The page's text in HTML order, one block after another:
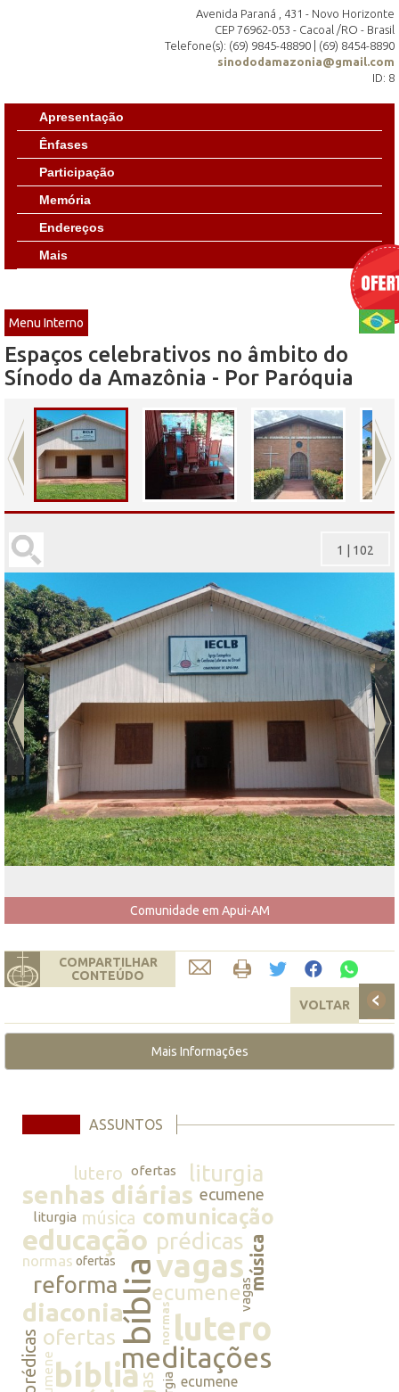
Avenida Paraná , 431 - Novo Horizonte
CEP 76962-053 - Cacoal /RO - Brasil
Telefone(s): (69) 9845-48890 | (69) 8454-8890
sinododamazonia@gmail.com
ID: 8
Apresentação
Ênfases
Participação
Memória
Endereços
Mais
Menu Interno
Espaços celebrativos no âmbito do
Sínodo da Amazônia - Por Paróquia
Comunidade em Apui-AM
1 102
COMPARTILHAR
CONTEÚDO
VOLTAR
Mais Informações
ASSUNTOS
lutero ofertas liturgia
senhas diárias ecumene
liturgia música comunicação
educação prédicasmúsica
normas ofertasbíbliavagas
reforma
diaconia
ecumenevagas
prédicas ofertas normaslutero
meditações
ecumenebíblia ecumene